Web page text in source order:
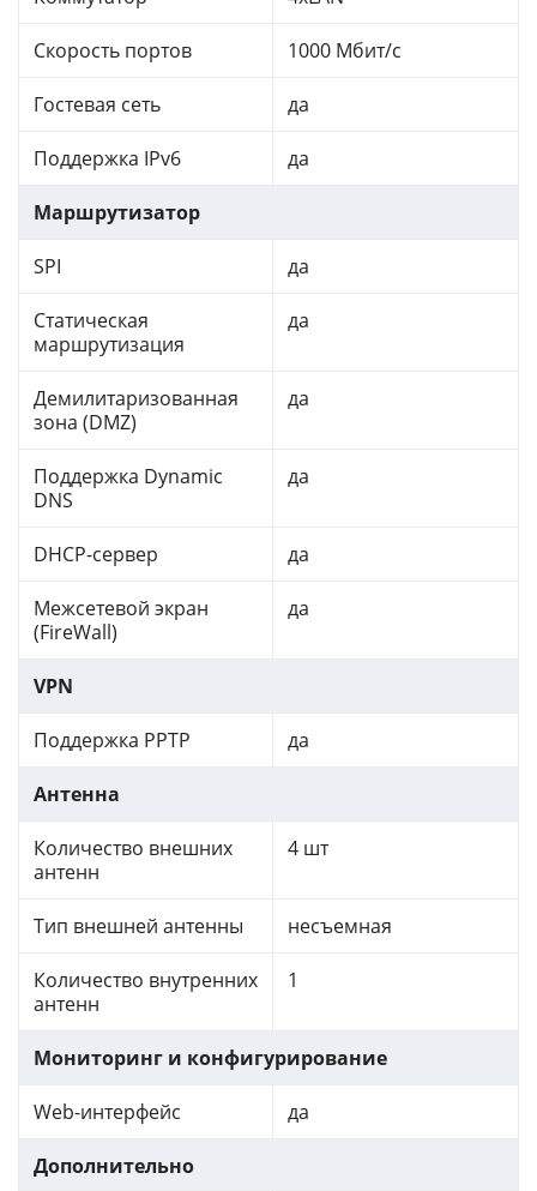
Скорость портов 1000 Мбит/с
Гостевая сеть да
Поддержка IPv6 да
Маршрутизатор
SPI да
Статическая
маршрутизация
да
Демилитаризованная
зона (DMZ)
да
Поддержка Dynamic
DNS
да
DHCP-сервер да
Межсетевой экран
(FireWall)
да
VPN
Поддержка PPTP да
Антенна
Количество внешних
антенн
4 шт
Тип внешней антенны несъемная
Количество внутренних
антенн
1
Мониторинг и конфигурирование
Web-интерфейс да
Дополнительно